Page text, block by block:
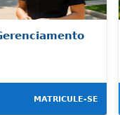
MATRICULE-SE